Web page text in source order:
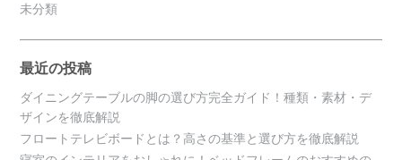
未分類
最近の投稿
ダイニングテーブルの脚の選び方完全ガイド！種類・素材・デ
ザインを徹底解説
フロートテレビボードとは？高さの基準と選び方を徹底解説